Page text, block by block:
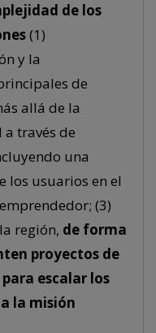
de los
(1)
y la
de
allá de la
través de
una
los usuarios en el
(3)
región, de forma
proyectos de
escalar los
la misión